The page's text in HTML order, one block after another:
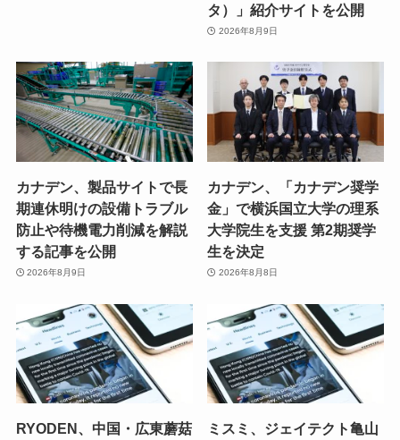
タ）」紹介サイトを公開
2026年8月9日
カナデン、製品サイトで長
期連休明けの設備トラブル
防止や待機電力削減を解説
する記事を公開
2026年8月9日
カナデン、「カナデン奨学
金」で横浜国立大学の理系
大学院生を支援 第2期奨学
生を決定
2026年8月8日
RYODEN、中国・広東蘑菇 ミスミ、ジェイテクト亀山